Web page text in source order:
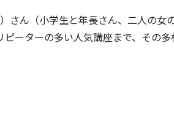
さん（小学生と年長さん、二人の
ーターの多い人気講座まで、その